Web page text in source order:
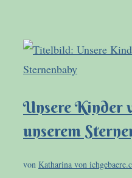
Unsere Kinder
unserem
von Katharina von